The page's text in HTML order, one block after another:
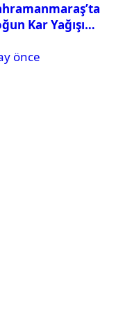
Kar Yağışı
önce